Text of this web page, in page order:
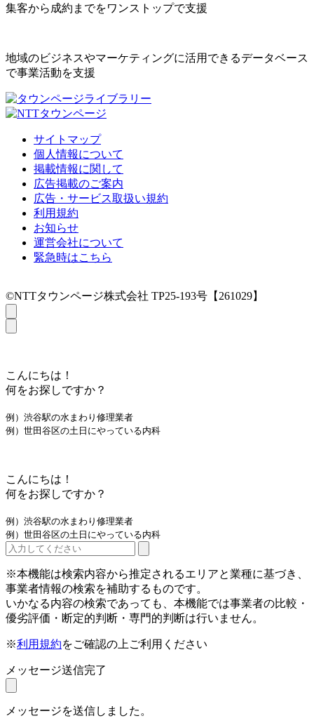
集客から成約までをワンストップで支援
地域のビジネスやマーケティングに活用できるデータベース
で事業活動を支援
サイトマップ
個人情報について
掲載情報に関して
広告掲載のご案内
広告・サービス取扱い規約
利用規約
お知らせ
運営会社について
緊急時はこちら
©NTTタウンページ株式会社 TP25-193号【261029】
こんにちは！
何をお探しですか？
例）渋谷駅の水まわり修理業者
例）世田谷区の土日にやっている内科
こんにちは！
何をお探しですか？
例）渋谷駅の水まわり修理業者
例）世田谷区の土日にやっている内科
※本機能は検索内容から推定されるエリアと業種に基づき、
事業者情報の検索を補助するものです。
いかなる内容の検索であっても、本機能では事業者の比較・
優劣評価・断定的判断・専門的判断は行いません。
※利用規約をご確認の上ご利用ください
メッセージ送信完了
メッセージを送信しました。